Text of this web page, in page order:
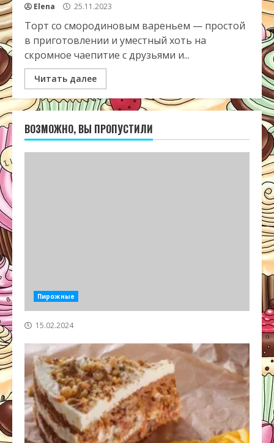
Elena 25.11.2023
Торт со смородиновым вареньем — простой
в приготовлении и уместный хоть на
скромное чаепитие с друзьями и...
Читать далее
ВОЗМОЖНО, ВЫ ПРОПУСТИЛИ
Пирожные
15.02.2024